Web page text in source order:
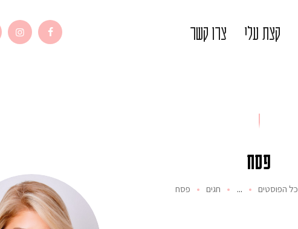
קצת עלי צרו קשר
פסח
כל הפוסטים ... חגים פסח